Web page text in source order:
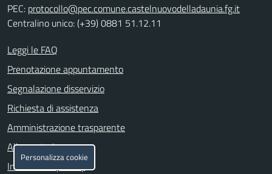
PEC: protocollo@pec.comune.castelnuovodelladaunia.fg.it
Centralino unico: (+39) 0881 51.12.11
Leggi le FAQ
Prenotazione appuntamento
Segnalazione disservizio
Richiesta di assistenza
Amministrazione trasparente
Albo pretorio
Informativa privacy
Personalizza cookie